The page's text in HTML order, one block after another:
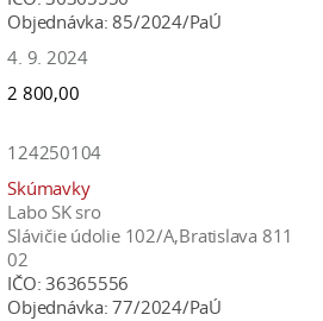
Objednávka: 85/2024/PaÚ
4. 9. 2024
2 800,00
124250104
Skúmavky
Labo SK sro
Slávičie údolie 102/A,Bratislava 811
02
IČO: 36365556
Objednávka: 77/2024/PaÚ